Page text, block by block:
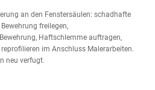
an den Fenstersäulen: schadhafte
freilegen,
Haftschlemme auftragen,
im Anschluss Malerarbeiten.
neu verfugt.